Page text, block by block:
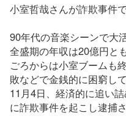
小室哲哉さんが詐欺事件
90年代の音楽シーンで大
全盛期の年収は20億円と
ごろからは小室ブームも
敗などで金銭的に困窮し
11月4日、経済的に追い
に詐欺事件を起こし逮捕